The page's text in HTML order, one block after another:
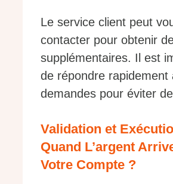
Le service client peut
contacter pour obtenir
supplémentaires. Il est
de répondre rapidement
demandes pour éviter
Validation et
Quand L’argent
Votre Compte ?